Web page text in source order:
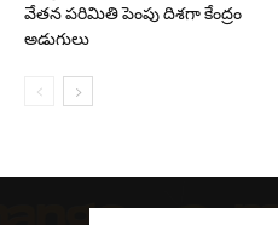
వేతన పరిమితి పెంపు దిశగా కేంద్రం
అడుగులు